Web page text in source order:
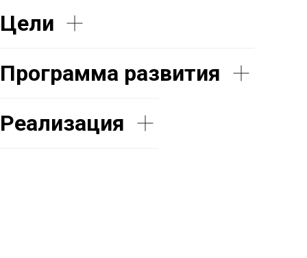
Цели
Программа развития
Реализация